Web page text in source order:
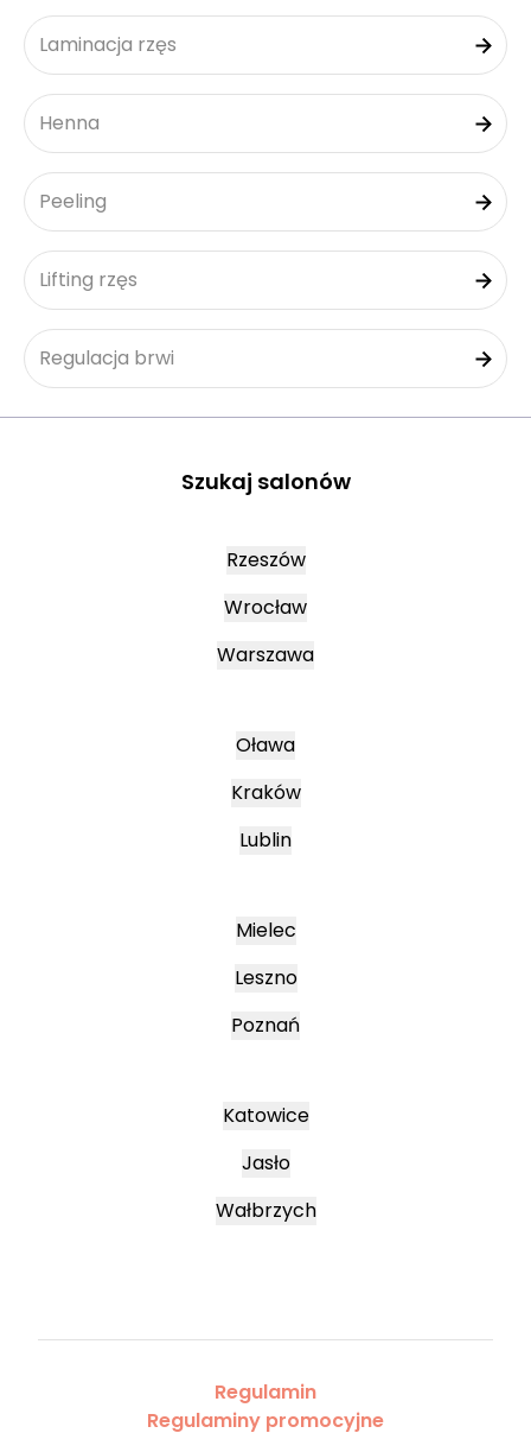
Laminacja rzęs
Henna
Peeling
Lifting rzęs
Regulacja brwi
Szukaj salonów
Rzeszów
Wrocław
Warszawa
Oława
Kraków
Lublin
Mielec
Leszno
Poznań
Katowice
Jasło
Wałbrzych
Regulamin
Regulaminy promocyjne